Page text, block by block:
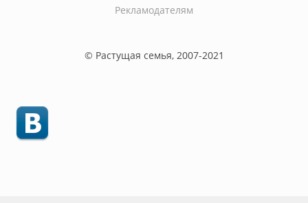
Рекламодателям
© Растущая семья, 2007-2021